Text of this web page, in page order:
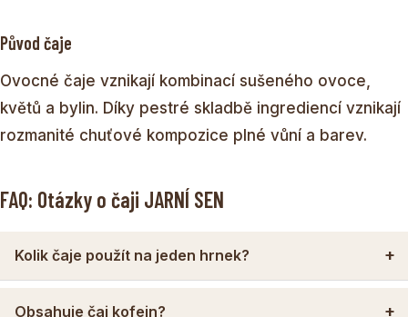
Původ čaje
Ovocné čaje vznikají kombinací sušeného ovoce,
květů a bylin. Díky pestré skladbě ingrediencí vznikají
rozmanité chuťové kompozice plné vůní a barev.
FAQ: Otázky o čaji JARNÍ SEN
Kolik čaje použít na jeden hrnek?
Obsahuje čaj kofein?